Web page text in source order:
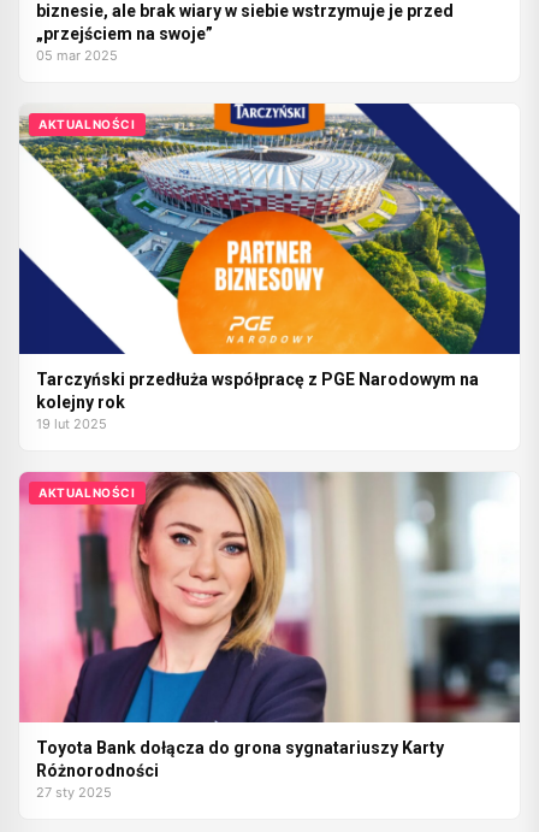
biznesie, ale brak wiary w siebie wstrzymuje je przed
„przejściem na swoje”
05 mar 2025
AKTUALNOŚCI
Tarczyński przedłuża współpracę z PGE Narodowym na
kolejny rok
19 lut 2025
AKTUALNOŚCI
Toyota Bank dołącza do grona sygnatariuszy Karty
Różnorodności
27 sty 2025